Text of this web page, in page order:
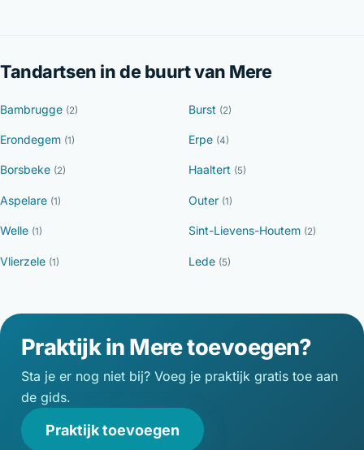
Tandartsen in de buurt van Mere
Bambrugge (2) Burst (2)
Erondegem (1) Erpe (4)
Borsbeke (2) Haaltert (5)
Aspelare (1) Outer (1)
Welle (1) Sint-Lievens-Houtem (2)
Vlierzele (1) Lede (5)
Praktijk in Mere toevoegen?
Sta je er nog niet bij? Voeg je praktijk gratis toe aan
de gids.
Praktijk toevoegen